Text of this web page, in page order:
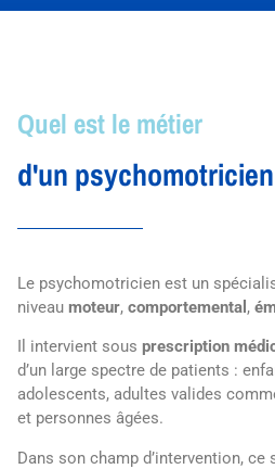
Quel est le métier
d'un
Le psychomotricien est un
niveau moteur, comportemental ,
Il intervient sous prescription
d’un large spectre de patients :
adolescents, adultes valides
et personnes âgées.
Dans son champ d’intervention,